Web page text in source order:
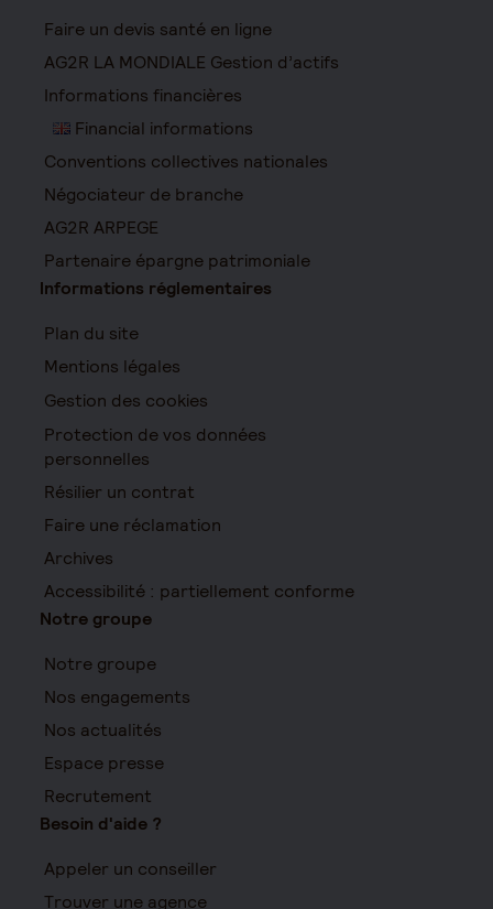
Faire un devis santé en ligne
AG2R LA MONDIALE Gestion d’actifs
Informations financières
Financial informations
Conventions collectives nationales
Négociateur de branche
AG2R ARPEGE
Partenaire épargne patrimoniale
Informations réglementaires
Plan du site
Mentions légales
Gestion des cookies
Protection de vos données
personnelles
Résilier un contrat
Faire une réclamation
Archives
Accessibilité : partiellement conforme
Notre groupe
Notre groupe
Nos engagements
Nos actualités
Espace presse
Recrutement
Besoin d'aide ?
Appeler un conseiller
Trouver une agence